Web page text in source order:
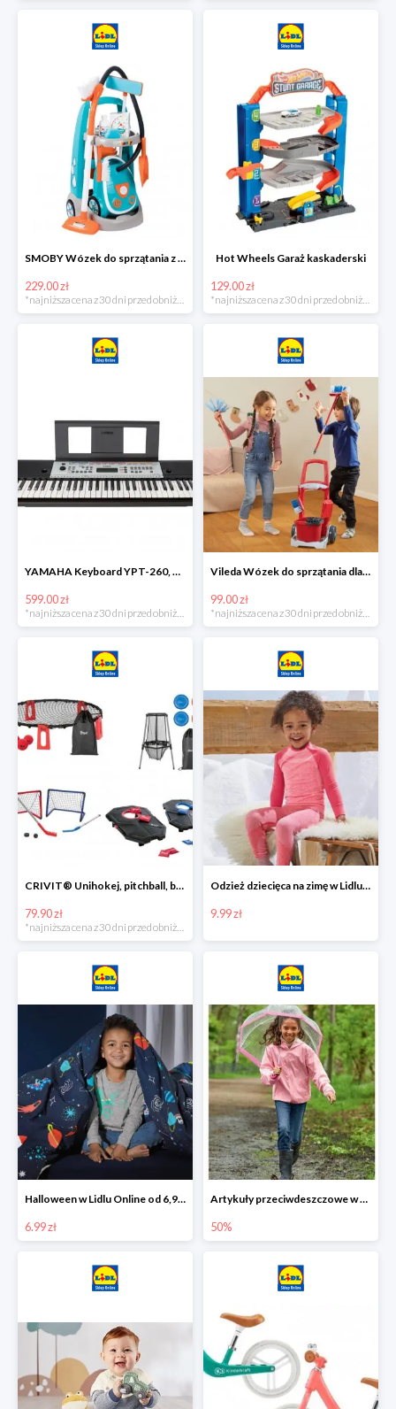
SMOBY Wózek do sprzątania z odkurzaczem
229.00 zł
Hot Wheels Garaż kaskaderski
129.00 zł
YAMAHA Keyboard YPT-260, 61 klawiszy
599.00 zł
*najniższa cena z 30 dni przed obniżką
Vileda Wózek do sprzątania dla dzieci
99.00 zł
*najniższa cena z 30 dni przed obniżką
CRIVIT® Unihokej, pitchball, bean bag lub disc golf
79.90 zł
Odzież dziecięca na zimę w Lidlu Online od 9,99 zł
9.99 zł
Halloween w Lidlu Online od 6,99 zł
6.99 zł
Artykuły przeciwdeszczowe w Lodilu Online do -50%
50%